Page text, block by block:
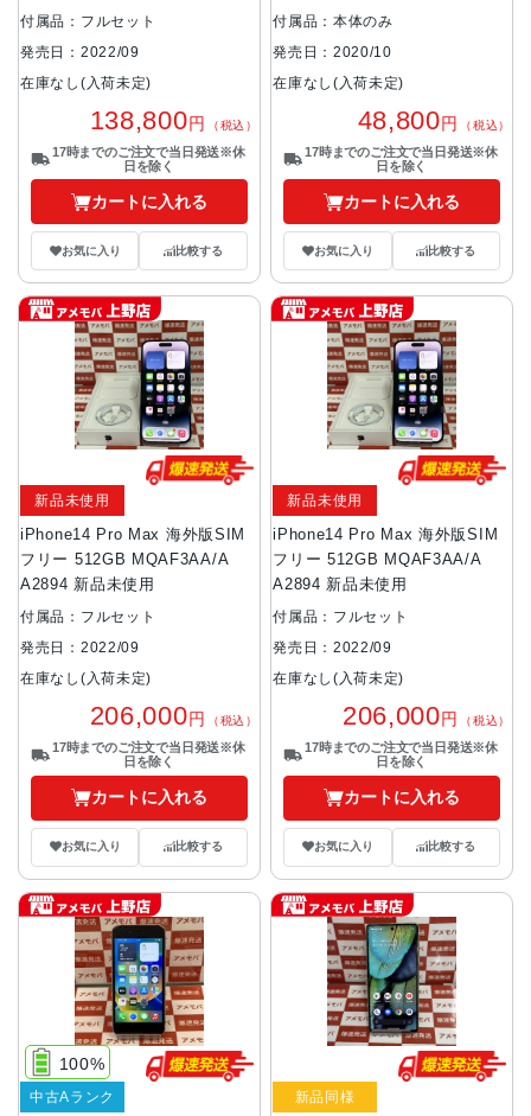
付属品：フルセット
発売日：2022/09
在庫なし(入荷未定)
138,800円 （税込）
17時までのご注文で当日発送※休
日を除く
カートに入れる
お気に入り 比較する
付属品：本体のみ
発売日：2020/10
在庫なし(入荷未定)
48,800円 （税込）
17時までのご注文で当日発送※休
日を除く
カートに入れる
お気に入り 比較する
iPhone14 Pro Max 海外版SIM
フリー 512GB MQAF3AA/A
A2894 新品未使用
新品未使用
付属品：フルセット
発売日：2022/09
在庫なし(入荷未定)
206,000円 （税込）
17時までのご注文で当日発送※休
日を除く
カートに入れる
お気に入り 比較する
iPhone14 Pro Max 海外版SIM
フリー 512GB MQAF3AA/A
A2894 新品未使用
新品未使用
付属品：フルセット
発売日：2022/09
在庫なし(入荷未定)
206,000円 （税込）
17時までのご注文で当日発送※休
日を除く
カートに入れる
お気に入り 比較する
100%
中古Aランク 新品同様